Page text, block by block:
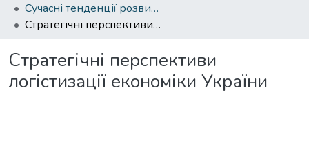
Сучасні тенденції розвитку світової економіки. Том. ІІ
Стратегічні перспективи логістизації економіки України
Стратегічні перспективи
логістизації економіки України